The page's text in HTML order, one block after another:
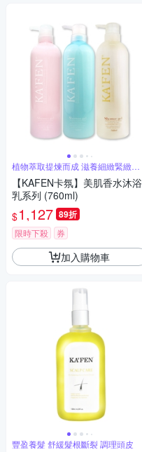
植物萃取提煉而成 滋養細緻緊緻肌
膚
【KAFEN卡氛】美肌香水沐浴
乳系列 (760ml)
$1,127 89折
限時下殺 券
加入購物車
豐盈養髮 舒緩髮根斷裂 調理頭皮